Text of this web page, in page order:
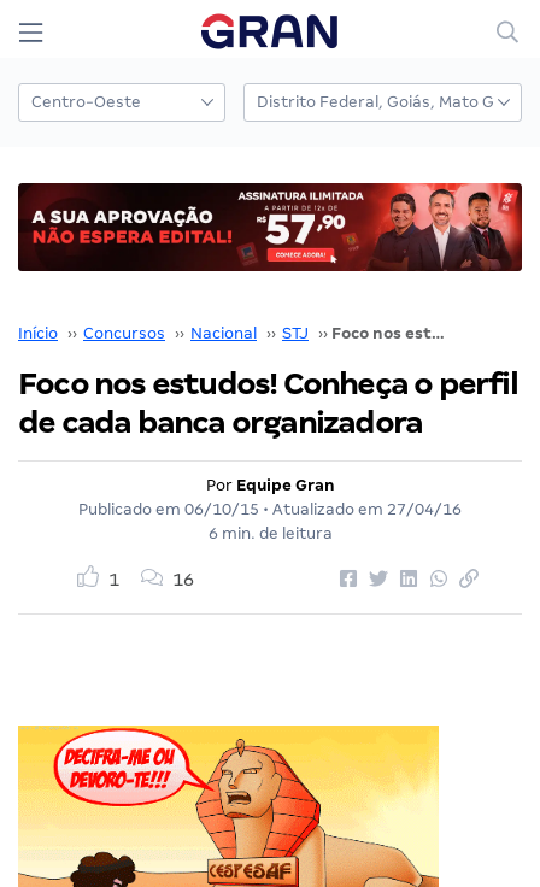
Início ›› Concursos ›› Nacional ›› STJ ›› Foco nos estudos! Conheça o perfil de cada banca organizadora
Foco nos estudos! Conheça o perfil
de cada banca organizadora
Por Equipe Gran
Publicado em 06/10/15 • Atualizado em 27/04/16
6 min. de leitura
1 16